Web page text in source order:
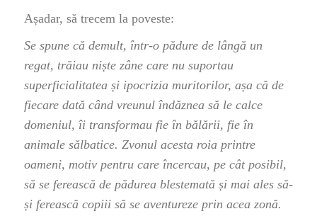
Așadar, să trecem la poveste:
Se spune că demult, într-o pădure de lângă un
regat, trăiau niște zâne care nu suportau
superficialitatea și ipocrizia muritorilor, așa că de
fiecare dată când vreunul îndăznea să le calce
domeniul, îi transformau fie în bălării, fie în
animale sălbatice. Zvonul acesta roia printre
oameni, motiv pentru care încercau, pe cât posibil,
să se ferească de pădurea blestemată și mai ales să-
și ferească copiii să se aventureze prin acea zonă.